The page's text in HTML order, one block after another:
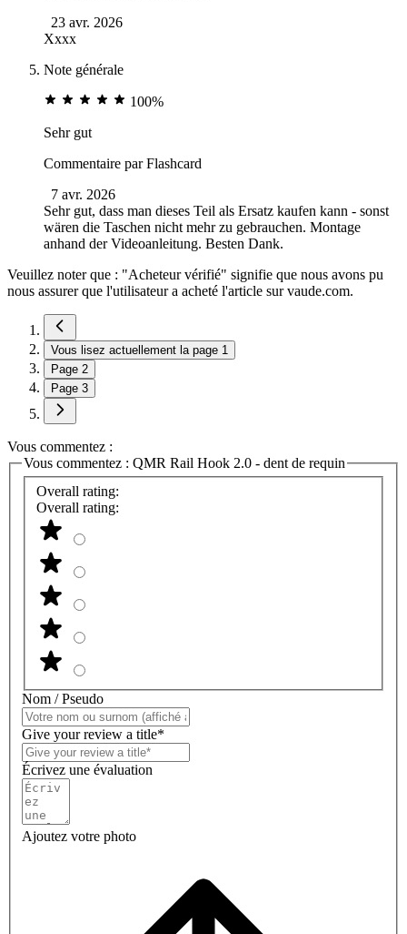
23 avr. 2026
Xxxx
Note générale
100%
Sehr gut
Commentaire parFlashcard
7 avr. 2026
Sehr gut, dass man dieses Teil als Ersatz kaufen kann - sonst
wären die Taschen nicht mehr zu gebrauchen. Montage
anhand der Videoanleitung. Besten Dank.
Veuillez noter que : "Acheteur vérifié" signifie que nous avons pu
nous assurer que l'utilisateur a acheté l'article sur vaude.com.
Vous lisez actuellement la page 1
Page 2
Page 3
Vous commentez :
Vous commentez : QMR Rail Hook 2.0 - dent de requin
Overall rating:
Overall rating:
Nom / Pseudo
Give your review a title*
Écrivez une évaluation
Ajoutez votre photo